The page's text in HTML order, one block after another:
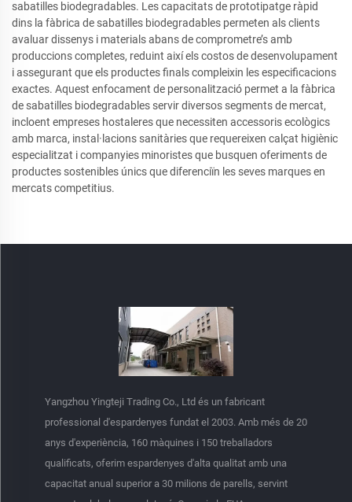
sabatilles biodegradables. Les capacitats de prototipatge ràpid
dins la fàbrica de sabatilles biodegradables permeten als clients
avaluar dissenys i materials abans de comprometre’s amb
produccions completes, reduint així els costos de desenvolupament
i assegurant que els productes finals compleixin les especificacions
exactes. Aquest enfocament de personalització permet a la fàbrica
de sabatilles biodegradables servir diversos segments de mercat,
incloent empreses hostaleres que necessiten accessoris ecològics
amb marca, instal·lacions sanitàries que requereixen calçat higiènic
especialitzat i companyies minoristes que busquen oferiments de
productes sostenibles únics que diferenciïn les seves marques en
mercats competitius.
Yangzhou Yingteji Trading Co., Ltd és un fabricant
professional d'espardenyes fundat el 2003. Amb més de 20
anys d'experiència, 160 màquines i 150 treballadors
qualificats, oferim espardenyes d'alta qualitat amb una
capacitat anual superior a 30 milions de parells, servint